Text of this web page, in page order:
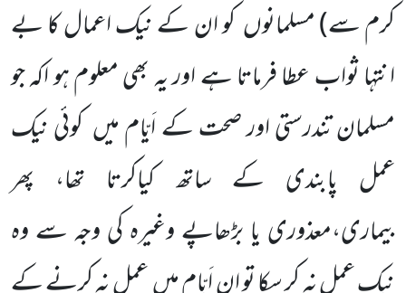
کرم سے)مسلمانوںکو ان کے نیک اعمال کا بے
انتہا ثوابعطا فرماتا ہے اور یہ بھی معلوم ہو اکہ جو
مسلمان تندرستی اور صحت کے اَیّام میں کوئی نیک
عمل پابندی کے ساتھ کیاکرتا تھا، پھر
بیماری،معذوری یا بڑھاپے وغیرہ کی وجہ سے وہ